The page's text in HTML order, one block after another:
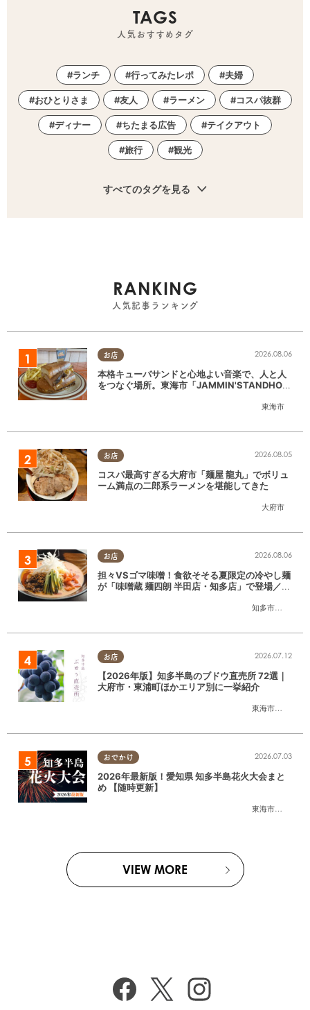
TAGS
人気おすすめタグ
ランチ 行ってみたレポ 夫婦
おひとりさま 友人 ラーメン コスパ抜群
ディナー ちたまる広告 テイクアウト
旅行 観光
すべてのタグを見る
RANKING
人気記事ランキング
お店
東海市
2026.08.06
本格キューバサンドと心地よい音楽で、人と人
をつなぐ場所。東海市「JAMMIN'STANDHOU
お店
大府市
2026.08.05
コスパ最高すぎる大府市「麺屋 龍丸」でボリュ
ーム満点の二郎系ラーメンを堪能してきた
お店
知多市
,半田市
2026.08.06
担々VSゴマ味噌！食欲そそる夏限定の冷やし麺
が「味噌蔵 麺四朗 半田店・知多店」で登場／ち
お店
東海市
,大府市
2026.07.12
【2026年版】知多半島のブドウ直売所 72選｜
大府市・東浦町ほかエリア別に一挙紹介
おでかけ
東海市
,大府市
2026.07.03
2026年最新版！愛知県 知多半島花火大会まと
め 【随時更新】
VIEW MORE